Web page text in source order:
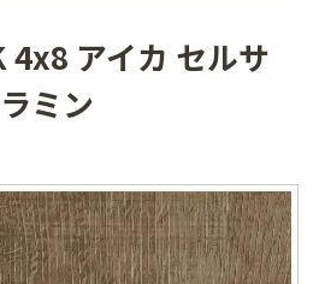
4x8 アイカ セルサ
ミン